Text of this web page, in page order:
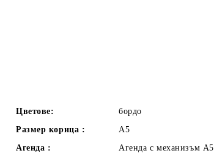
Цветове:
бордо
Размер корица :
А5
Агенда :
Агенда с механизъм А5